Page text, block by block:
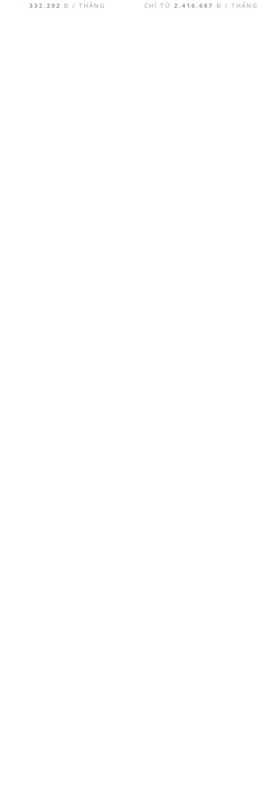
332.292 Đ / THÁNG
CHỈ TỪ 2.416.667 Đ / THÁNG